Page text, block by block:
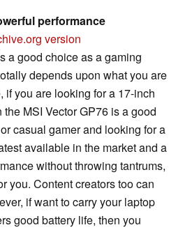
performance
version
a good choice as a gaming
depends upon what you are
you are looking for a 17-inch
MSI Vector GP76 is a good
casual gamer and looking for a
available in the market and a
without throwing tantrums,
you. Content creators too can
if want to carry your laptop
good battery life, then you